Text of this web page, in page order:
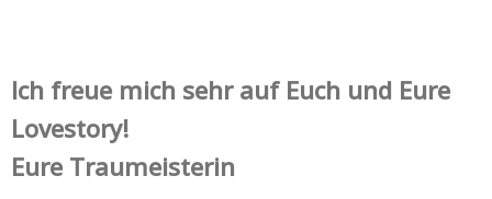
Ich freue mich sehr auf Euch und Eure
Lovestory!
Eure Traumeisterin